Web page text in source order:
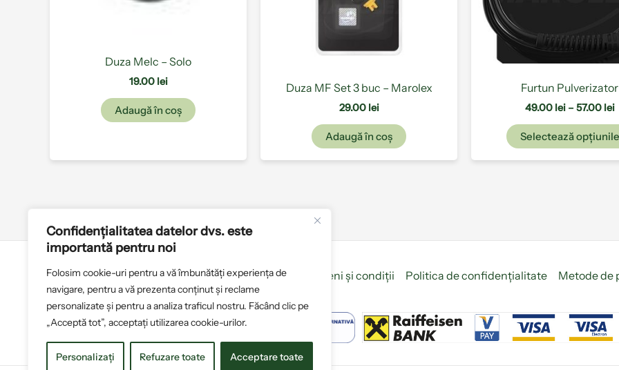
Confidențialitatea datelor dvs. este
importantă pentru noi
Folosim cookie-uri pentru a vă îmbunătăți experiența de
navigare, pentru a vă prezenta conținut și reclame
personalizate și pentru a analiza traficul nostru. Făcând clic pe
„Acceptă tot”, acceptați utilizarea cookie-urilor.
Personalizați Refuzare toate Acceptare toate
Duza Melc – Solo
19.00 lei
Adaugă în coș
Duza MF Set 3 buc – Marolex
29.00 lei
Adaugă în coș
Furtun Pulverizator
49.00 lei – 57.00 lei
Selectează opțiunile
Politica de cookies Termeni și condiții Politica de confidențialitate Metode de